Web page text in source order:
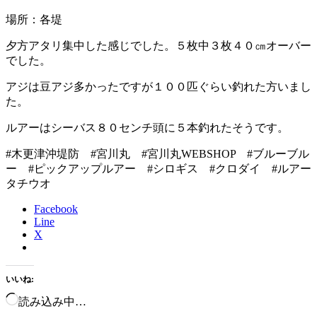
場所：各堤
夕方アタリ集中した感じでした。５枚中３枚４０㎝オーバー
でした。
アジは豆アジ多かったですが１００匹ぐらい釣れた方いまし
た。
ルアーはシーバス８０センチ頭に５本釣れたそうです。
#木更津沖堤防 #宮川丸 #宮川丸WEBSHOP #ブルーブル
ー #ピックアップルアー #シロギス #クロダイ #ルアー
タチウオ
Facebook
Line
X
いいね:
読み込み中…